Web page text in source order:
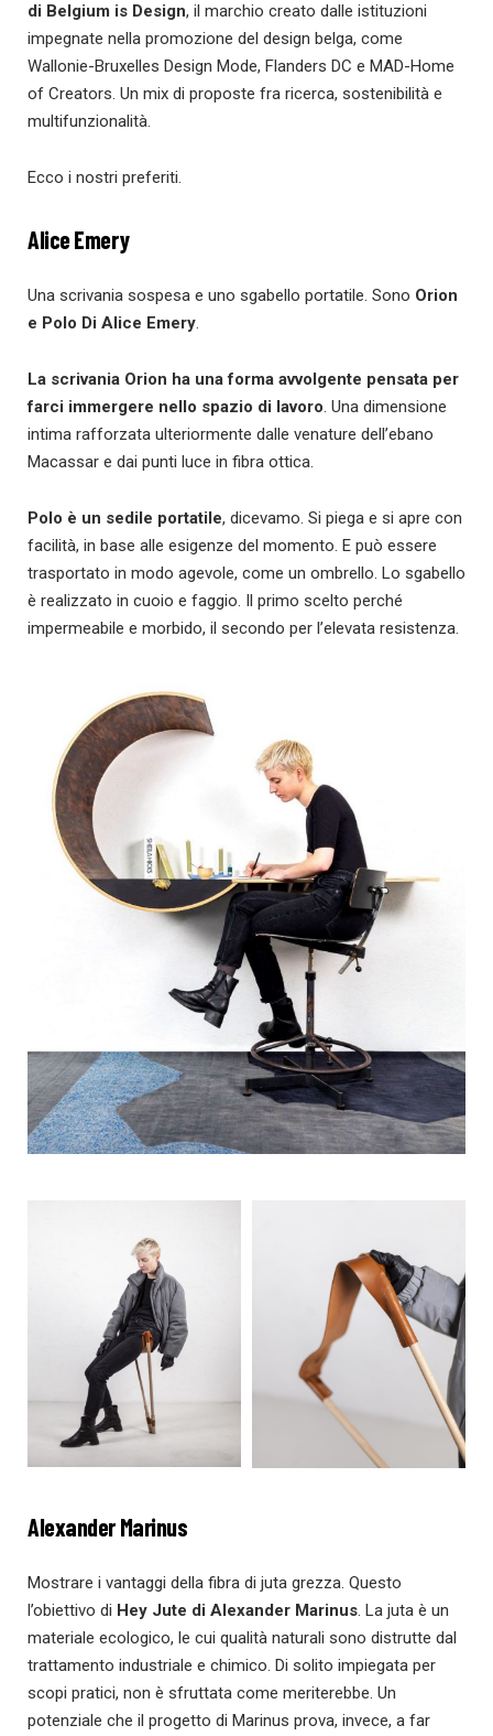
di Belgium is Design, il marchio creato dalle istituzioni
impegnate nella promozione del design belga, come
Wallonie-Bruxelles Design Mode, Flanders DC e MAD-Home
of Creators. Un mix di proposte fra ricerca, sostenibilità e
multifunzionalità.
Ecco i nostri preferiti.
Alice Emery
Una scrivania sospesa e uno sgabello portatile. Sono Orion
e Polo Di Alice Emery.
La scrivania Orion ha una forma avvolgente pensata per
farci immergere nello spazio di lavoro. Una dimensione
intima rafforzata ulteriormente dalle venature dell’ebano
Macassar e dai punti luce in fibra ottica.
Polo è un sedile portatile, dicevamo. Si piega e si apre con
facilità, in base alle esigenze del momento. E può essere
trasportato in modo agevole, come un ombrello. Lo sgabello
è realizzato in cuoio e faggio. Il primo scelto perché
impermeabile e morbido, il secondo per l’elevata resistenza.
Alexander Marinus
Mostrare i vantaggi della fibra di juta grezza. Questo
l’obiettivo di Hey Jute di Alexander Marinus. La juta è un
materiale ecologico, le cui qualità naturali sono distrutte dal
trattamento industriale e chimico. Di solito impiegata per
scopi pratici, non è sfruttata come meriterebbe. Un
potenziale che il progetto di Marinus prova, invece, a far